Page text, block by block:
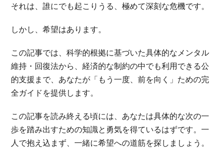
それは、誰にでも起こりうる、極めて深刻な危機です。
しかし、希望はあります。
この記事では、科学的根拠に基づいた具体的なメンタル
維持・回復法から、経済的な制約の中でも利用できる公
的支援まで、あなたが「もう一度、前を向く」ための完
全ガイドを提供します。
この記事を読み終える頃には、あなたは具体的な次の一
歩を踏み出すための知識と勇気を得ているはずです。一
人で抱え込まず、一緒に希望への道筋を探しましょう。